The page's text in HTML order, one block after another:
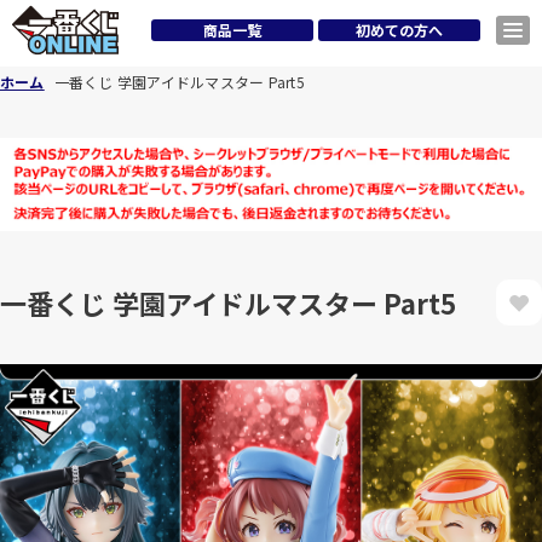
商品一覧 初めての方へ
ホーム 一番くじ 学園アイドルマスター Part5
一番くじ 学園アイドルマスター Part5